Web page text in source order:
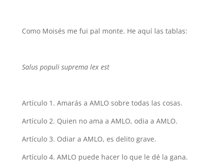
Como Moisés me fui pal monte. He aquí las tablas:
Salus populi suprema lex est
Artículo 1. Amarás a AMLO sobre todas las cosas.
Artículo 2. Quien no ama a AMLO, odia a AMLO.
Artículo 3. Odiar a AMLO, es delito grave.
Artículo 4. AMLO puede hacer lo que le dé la gana.